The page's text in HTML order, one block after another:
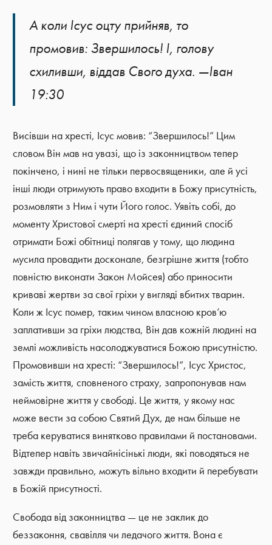
А коли Ісус оцту прийняв, то
промовив: Звершилось! І, голову
схиливши, віддав Свого духа. —Іван
19:30
Висівши на хресті, Ісус мовив: “Звершилось!” Цим
словом Він мав на увазі, що із законництвом тепер
покінчено, і нині не тільки первосвященики, але й усі
інші люди отримують право входити в Божу присутність,
розмовляти з Ним і чути Його голос. Уявіть собі, до
моменту Христової смерті на хресті єдиний спосіб
отримати Божі обітниці полягав у тому, що людина
мусила провадити досконале, безгрішне життя (тобто
повністю виконати Закон Мойсея) або приносити
криваві жертви за свої гріхи у вигляді вбитих тварин.
Коли ж Ісус помер, таким чином власною кров’ю
заплативши за гріхи людства, Він дав кожній людині на
землі можливість насолоджуватися Божою присутністю.
Промовивши на хресті: “Звершилось!”, Ісус Христос,
замість життя, сповненого страху, запропонував нам
неймовірне життя у свободі. Це життя, у якому нас
може вести за собою Святий Дух, де нам більше не
треба керуватися винятково правилами й постановами.
Відтепер навіть звичайнісінькі люди, які поводяться не
завжди правильно, можуть вільно входити й перебувати
в Божій присутності.
Свобода від законництва — це не заклик до
беззаконня, свавілля чи ледачого життя. Вона є